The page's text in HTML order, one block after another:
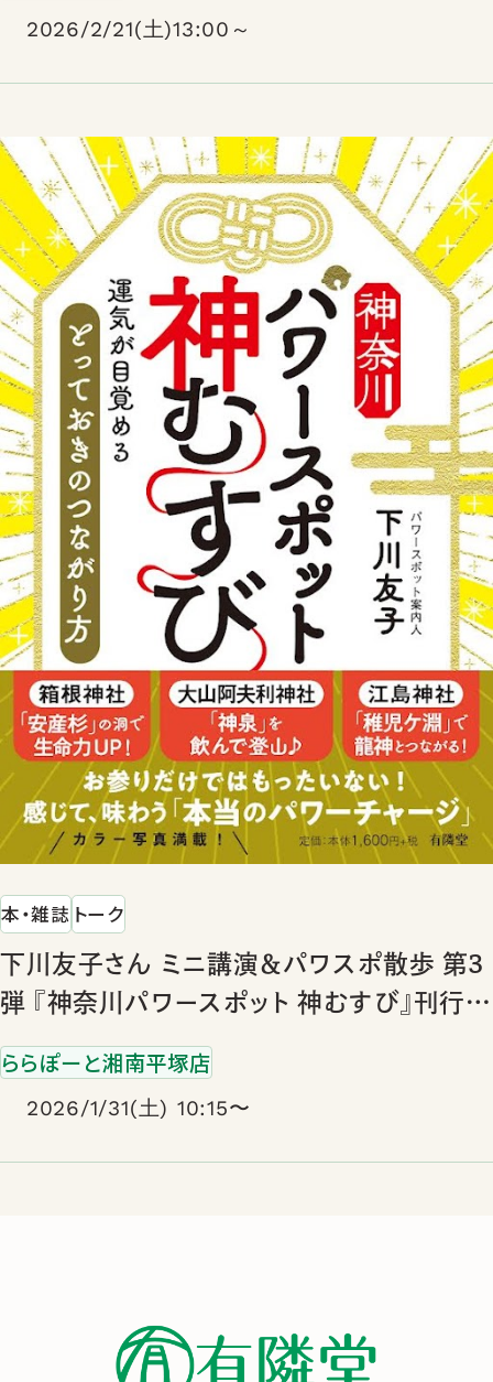
2026/2/21(土)13:00～
本・雑誌 トーク
下川友子さん ミニ講演＆パワスポ散歩 第3
弾 『神奈川パワースポット 神むすび』刊行記
念
ららぽーと湘南平塚店
2026/1/31(土) 10:15〜